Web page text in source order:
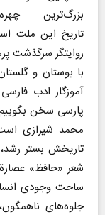
بزرگ‌ترین
تاریخ این ملت
روایتگر سرگذشت
با بوستان و
آموزگار ادب
پارسی سخن
محمد شیرازی
تاریخش بستر
شعر «حافظ»
ساحت وجودی
جلوه‌های